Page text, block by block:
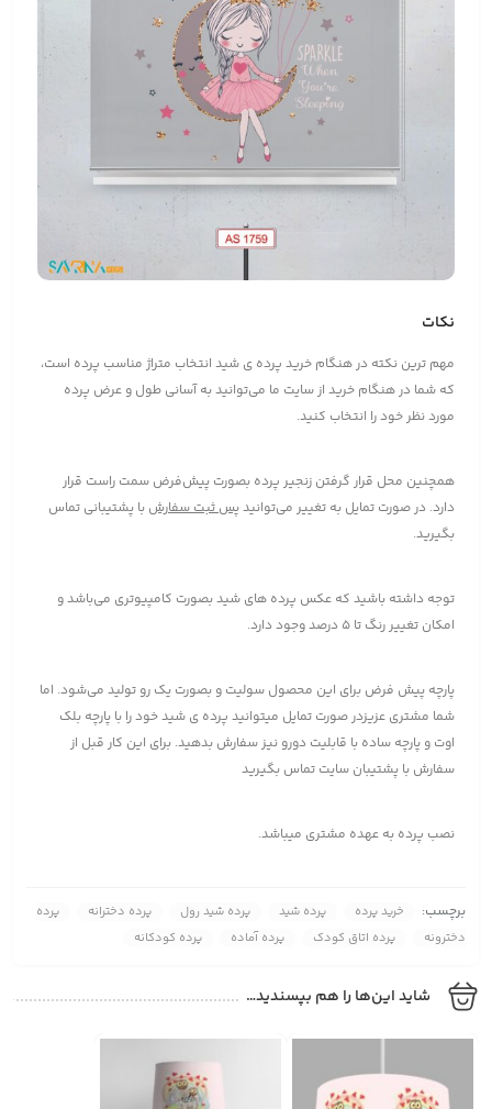
نکات
مهم ترین نکته در هنگام خرید پرده ی شید انتخاب متراژ مناسب پرده است،
که شما در هنگام خرید از سایت ما می‌توانید به آسانی طول و عرض پرده
مورد نظر خود را انتخاب کنید.
همچنین محل قرار گرفتن زنجیر پرده بصورت پیش‌فرض سمت راست قرار
دارد. در صورت تمایل به تغییر می‌توانیدپس ثبت سفارش با پشتیبانی تماس
بگیرید.
توجه داشته باشید که عکس پرده های شید بصورت کامپیوتری می‌باشد و
امکان تغییر رنگ تا 5 درصد وجود دارد.
پارچه پیش فرض برای این محصول سولیت و بصورت یک رو تولید می‌شود. اما
شما مشتری عزیزدر صورت تمایل میتوانید پرده ی شید خود را با پارچه بلک
اوت و پارچه ساده با قابلیت دورو نیز سفارش بدهید. برای این کار قبل از
سفارش با پشتیبان سایت تماس بگیرید
نصب پرده به عهده مشتری میباشد.
برچسب: خرید پرده پرده شید پرده شید رول پرده دخترانه
پرده
دخترونه
پرده اتاق کودک پرده آماده پرده کودکانه
شاید این‌ها را هم بپسندید…